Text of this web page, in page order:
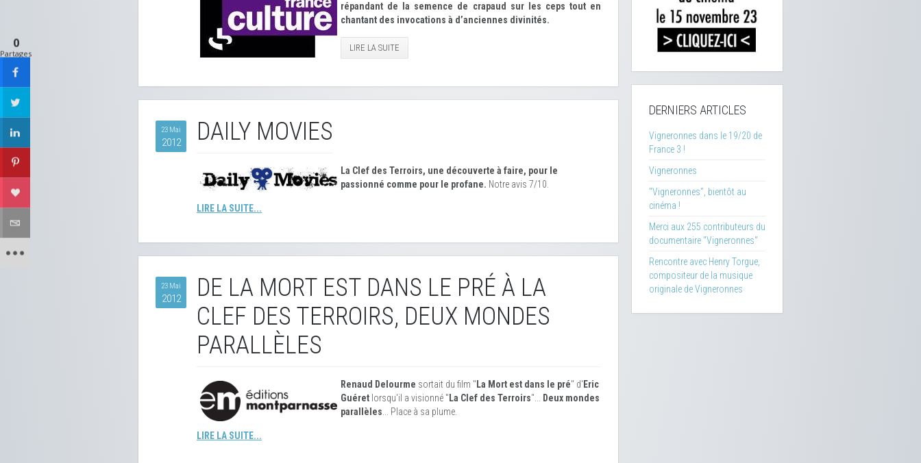
répandant de la semence de crapaud sur les ceps tout en
chantant des invocations à d’anciennes divinités.
LIRE LA SUITE
23 Mai
2012 DAILY MOVIES
La Clef des Terroirs, une découverte à faire, pour le
passionné comme pour le profane. Notre avis 7/10.
LIRE LA SUITE...
23 Mai
2012
DE LA MORT EST DANS LE PRÉ À LA
CLEF DES TERROIRS, DEUX MONDES
PARALLÈLES
Renaud Delourme sortait du film " La Mort est dans le pré" d' Eric
Guéret lorsqu'il a visionné " La Clef des Terroirs"...
Deux mondes
parallèles ... Place à sa plume.
LIRE LA SUITE...
DERNIERS ARTICLES
Vigneronnes dans le 19/20 de
France 3 !
Vigneronnes
"Vigneronnes", bientôt au
cinéma !
Merci aux 255 contributeurs du
documentaire "Vigneronnes"
Rencontre avec Henry Torgue,
compositeur de la musique
originale de Vigneronnes
0
Partages